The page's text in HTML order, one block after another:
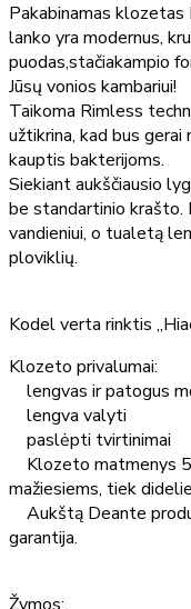
Pakabinamas
lanko yra modernus,
puodas,stačiakampio
Jūsų vonios kambariui!
Taikoma Rimless
užtikrina, kad bus
kauptis bakterijoms.
Siekiant aukščiausio
be standartinio krašto.
vandieniui, o tualetą
ploviklių.
Kodel verta rinktis
Klozeto privalumai:
lengvas ir patogus
lengva valyti
paslėpti tvirtinimai
Klozeto matmenys
mažiesiems, tiek
Aukštą Deante
garantija.